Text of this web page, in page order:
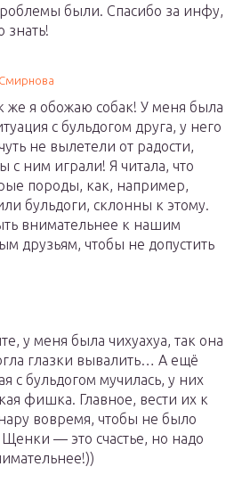
были. Спасибо за инфу,
знать!
же я обожаю собак! У меня была
с бульдогом друга, у него
не вылетели от радости,
с ним играли! Я читала, что
породы, как, например,
бульдоги, склонны к этому.
внимательнее к нашим
друзьям, чтобы не допустить
у меня была чихуахуа, так она
глазки вывалить… А ещё
с бульдогом мучилась, у них
фишка. Главное, вести их к
вовремя, чтобы не было
— это счастье, но надо